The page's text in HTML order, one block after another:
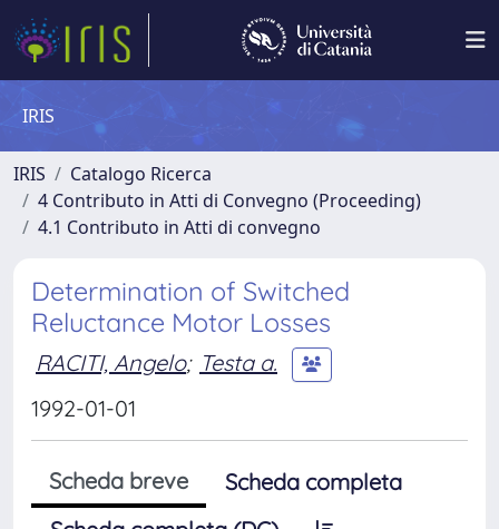
IRIS
IRIS
Catalogo Ricerca
4 Contributo in Atti di Convegno (Proceeding)
4.1 Contributo in Atti di convegno
Determination of Switched
Reluctance Motor Losses
RACITI, Angelo; Testa a.
1992-01-01
Scheda breve
Scheda completa